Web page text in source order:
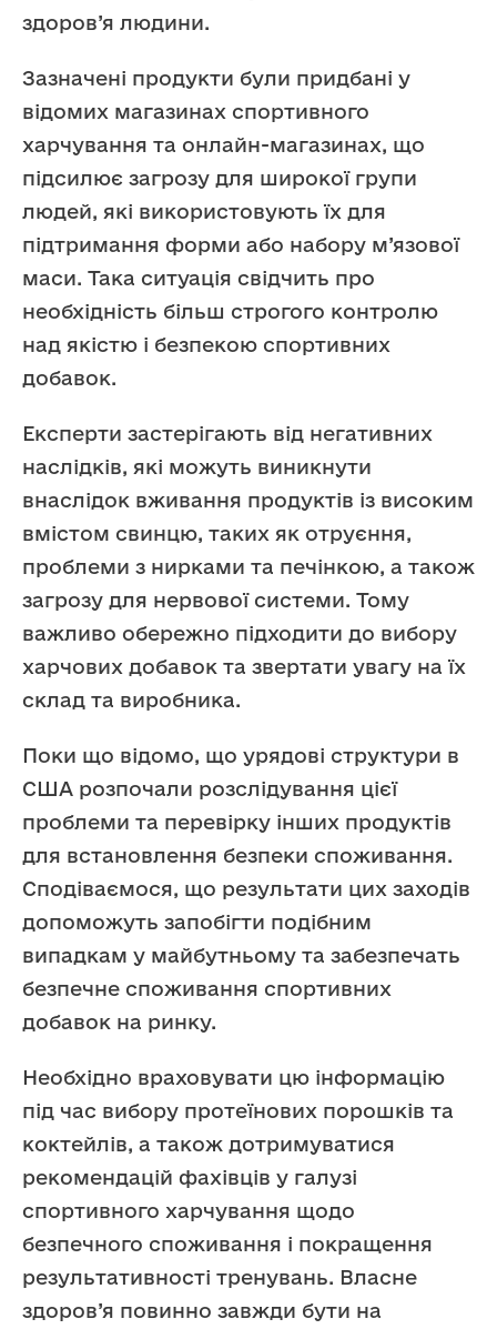
здоров’я людини.
Зазначені продукти були придбані у
відомих магазинах спортивного
харчування та онлайн-магазинах, що
підсилює загрозу для широкої групи
людей, які використовують їх для
підтримання форми або набору м’язової
маси. Така ситуація свідчить про
необхідність більш строгого контролю
над якістю і безпекою спортивних
добавок.
Експерти застерігають від негативних
наслідків, які можуть виникнути
внаслідок вживання продуктів із високим
вмістом свинцю, таких як отруєння,
проблеми з нирками та печінкою, а також
загрозу для нервової системи. Тому
важливо обережно підходити до вибору
харчових добавок та звертати увагу на їх
склад та виробника.
Поки що відомо, що урядові структури в
США розпочали розслідування цієї
проблеми та перевірку інших продуктів
для встановлення безпеки споживання.
Сподіваємося, що результати цих заходів
допоможуть запобігти подібним
випадкам у майбутньому та забезпечать
безпечне споживання спортивних
добавок на ринку.
Необхідно враховувати цю інформацію
під час вибору протеїнових порошків та
коктейлів, а також дотримуватися
рекомендацій фахівців у галузі
спортивного харчування щодо
безпечного споживання і покращення
результативності тренувань. Власне
здоров’я повинно завжди бути на